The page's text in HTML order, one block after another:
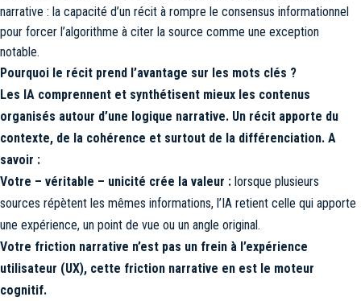
narrative : la capacité d’un récit à rompre le consensus informationnel
pour forcer l’algorithme à citer la source comme une exception
notable.
Pourquoi le récit prend l’avantage sur les mots clés ?
Les IA comprennent et synthétisent mieux les contenus
organisés autour d’une logique narrative. Un récit apporte du
contexte, de la cohérence et surtout de la différenciation. A
savoir :
Votre – véritable – unicité crée la valeur : lorsque plusieurs
sources répètent les mêmes informations, l’IA retient celle qui apporte
une expérience, un point de vue ou un angle original.
Votre friction narrative n’est pas un frein à l’expérience
utilisateur (UX), cette friction narrative en est le moteur
cognitif.